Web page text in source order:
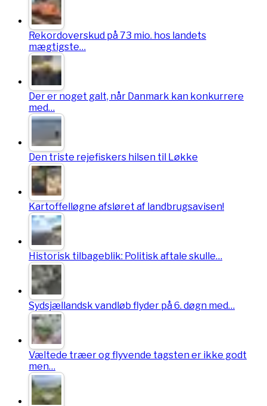
Rekordoverskud på 73 mio. hos landets
mægtigste…
Der er noget galt, når Danmark kan konkurrere
med…
Den triste rejefiskers hilsen til Løkke
Kartoffelløgne afsløret af landbrugsavisen!
Historisk tilbageblik: Politisk aftale skulle…
Sydsjællandsk vandløb flyder på 6. døgn med…
Væltede træer og flyvende tagsten er ikke godt
men…